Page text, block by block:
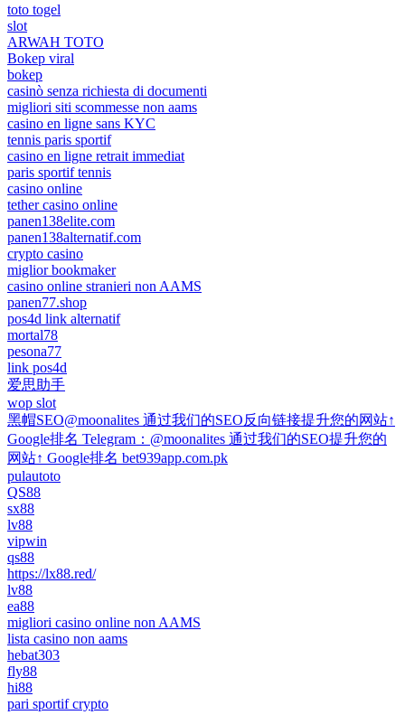
toto togel
slot
ARWAH TOTO
Bokep viral
bokep
casinò senza richiesta di documenti
migliori siti scommesse non aams
casino en ligne sans KYC
tennis paris sportif
casino en ligne retrait immediat
paris sportif tennis
casino online
tether casino online
panen138elite.com
panen138alternatif.com
crypto casino
miglior bookmaker
casino online stranieri non AAMS
panen77.shop
pos4d link alternatif
mortal78
pesona77
link pos4d
爱思助手
wop slot
黑帽SEO@moonalites 通过我们的SEO反向链接提升您的网站↑
Google排名 Telegram：@moonalites 通过我们的SEO提升您的
网站↑ Google排名 bet939app.com.pk
pulautoto
QS88
sx88
lv88
vipwin
qs88
https://lx88.red/
lv88
ea88
migliori casino online non AAMS
lista casino non aams
hebat303
fly88
hi88
pari sportif crypto